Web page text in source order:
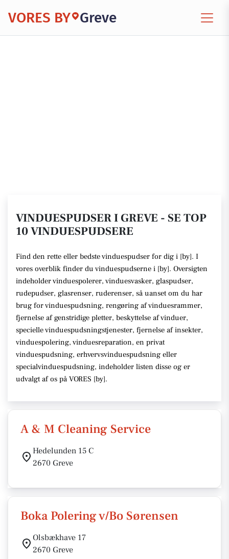
VORES BY Greve
VINDUESPUDSER I GREVE - SE TOP
10 VINDUESPUDSERE
Find den rette eller bedste vinduespudser for dig i [by]. I
vores overblik finder du vinduespudserne i [by]. Oversigten
indeholder vinduespolerer, vinduesvasker, glaspudser,
rudepudser, glasrenser, ruderenser, så uanset om du har
brug for vinduespudsning, rengøring af vinduesrammer,
fjernelse af genstridige pletter, beskyttelse af vinduer,
specielle vinduespudsningstjenester, fjernelse af insekter,
vinduespolering, vinduesreparation, en privat
vinduespudsning, erhvervsvinduespudsning eller
specialvinduespudsning, indeholder listen disse og er
udvalgt af os på VORES [by].
A & M Cleaning Service
Hedelunden 15 C
2670 Greve
Boka Polering v/Bo Sørensen
Olsbækhave 17
2670 Greve